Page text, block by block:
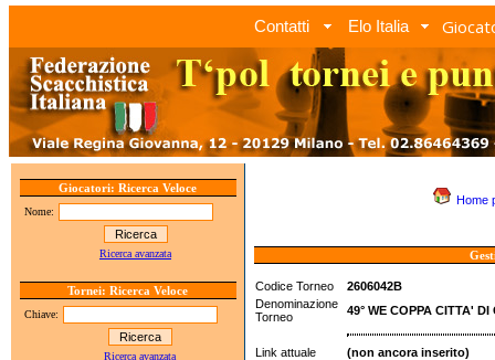
Contatti Elo Italia
Giocatori: Ricerca Veloce
Nome:
Ricerca avanzata
Tornei: Ricerca Veloce
Chiave:
Ricerca avanzata
Home
Codice Torneo
2606042B
Denominazione
Torneo
49° WE COPPA CITTA'
Link attuale
(non ancora inserito)